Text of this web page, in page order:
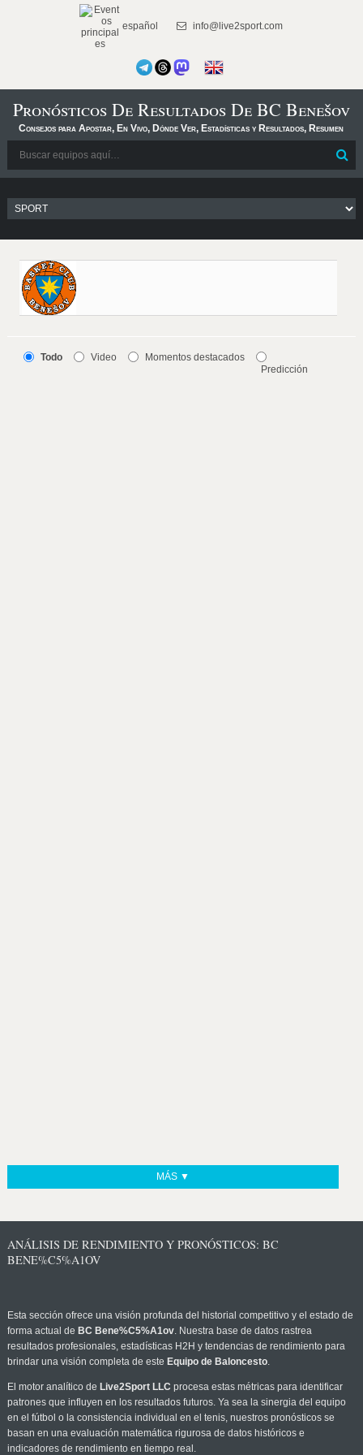
español info@live2sport.com
Pronósticos De Resultados De BC Benešov
Consejos para Apostar, En Vivo, Dónde Ver, Estadísticas y Resultados, Resumen
Todo Video
Momentos destacados
Predicción
MÁS ▼
ANÁLISIS DE RENDIMIENTO Y PRONÓSTICOS: BC
BENE%C5%A1OV
Esta sección ofrece una visión profunda del historial competitivo y el estado de
forma actual de BC Bene%C5%A1ov. Nuestra base de datos rastrea
resultados profesionales, estadísticas H2H y tendencias de rendimiento para
brindar una visión completa de este Equipo de Baloncesto.
El motor analítico de Live2Sport LLC procesa estas métricas para identificar
patrones que influyen en los resultados futuros. Ya sea la sinergia del equipo
en el fútbol o la consistencia individual en el tenis, nuestros pronósticos se
basan en una evaluación matemática rigurosa de datos históricos e
indicadores de rendimiento en tiempo real.